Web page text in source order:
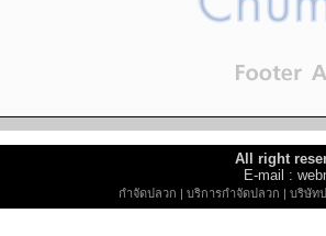
All right
E-mail :
กำจัดปลวก | บริการกำจัดปลวก | บริษัท